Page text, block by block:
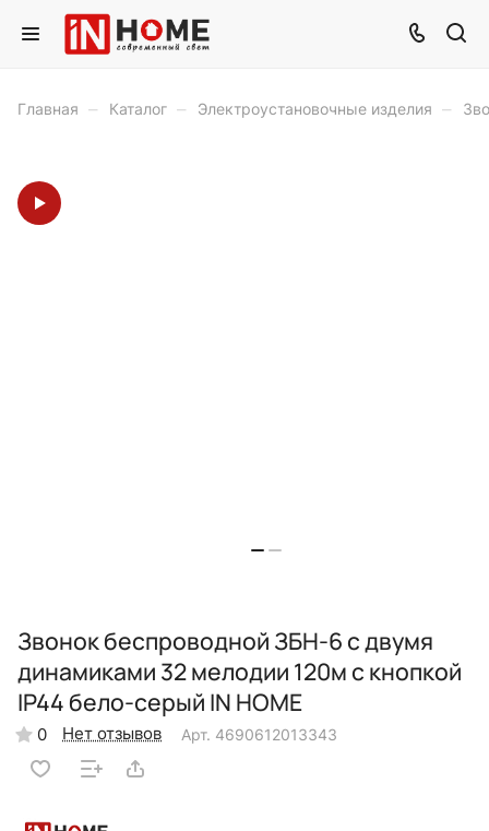
Главная – Каталог – Электроустановочные изделия –
Звонок беспроводной ЗБН-6 с двумя
динамиками 32 мелодии 120м с кнопкой
IP44 бело-серый IN HOME
0 Нет отзывов Арт. 4690612013343